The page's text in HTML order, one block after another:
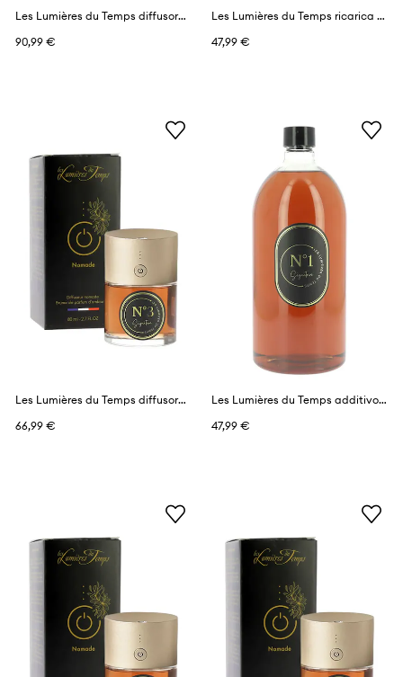
Les Lumières du Temps diffusore profumato 1 l
90,99 €
Les Lumières du Temps ricarica profumi 1 l
47,99 €
Les Lumières du Temps diffusore profumato 80 ml
66,99 €
Les Lumières du Temps additivo profumante per diffusore 1 l
47,99 €